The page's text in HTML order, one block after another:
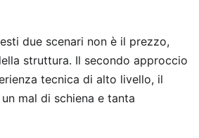
due scenari non è il prezzo,
struttura. Il secondo approccio
tecnica di alto livello, il
mal di schiena e tanta